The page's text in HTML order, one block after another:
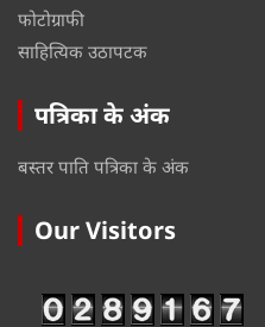
फोटोग्राफी
साहित्यिक उठापटक
पत्रिका के अंक
बस्तर पाति पत्रिका के अंक
Our Visitors